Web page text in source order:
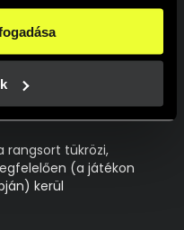
arról, hogy
sütiken kívül
további információkat
minden
kiszámításra a
esetében az
aki előbb érte
rangsort tükrözi,
(a játékon
kerül